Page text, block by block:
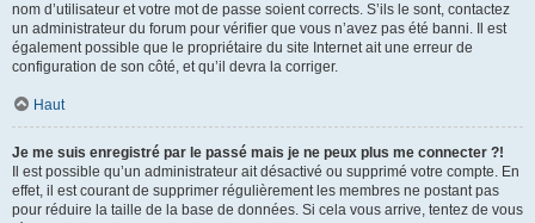
nom d’utilisateur et votre mot de passe soient corrects. S’ils le sont, contactez
un administrateur du forum pour vérifier que vous n’avez pas été banni. Il est
également possible que le propriétaire du site Internet ait une erreur de
configuration de son côté, et qu’il devra la corriger.
Haut
Je me suis enregistré par le passé mais je ne peux plus me connecter ?!
Il est possible qu’un administrateur ait désactivé ou supprimé votre compte. En
effet, il est courant de supprimer régulièrement les membres ne postant pas
pour réduire la taille de la base de données. Si cela vous arrive, tentez de vous